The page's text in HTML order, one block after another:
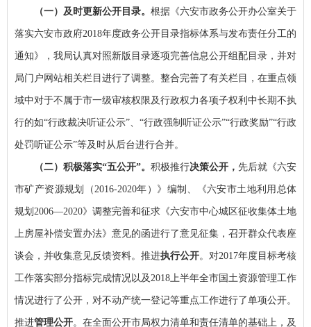
（一）及时更新公开目录。 根据《六安市政务公开办公室关于
落实六安市政府2018年度政务公开目录指标体系与发布责任分工的
通知》，我局认真对照新版目录逐项完善信息公开组配目录，并对
局门户网站相关栏目进行了调整。整合完善了有关栏目，在重点领
域中对于不属于市一级审核权限及行政权力各项子权利中长期不执
行的如“行政裁决听证公示”、“行政强制听证公示”“行政奖励”“行政
处罚听证公示”等及时从后台进行合并。
（二）积极落实“五公开”。 积极推行决策公开， 先后就《六安
市矿产资源规划（2016-2020年）》编制、《六安市土地利用总体
规划2006—2020》调整完善和征求《六安市中心城区征收集体土地
上房屋补偿安置办法》意见的函进行了意见征集，召开群众代表座
谈会，并收集意见反馈资料。推进执行公开。对2017年度目标考核
工作落实部分指标完成情况以及2018上半年全市国土资源管理工作
情况进行了公开，对不动产统一登记等重点工作进行了单项公开。
推进管理公开。在全面公开市局权力清单和责任清单的基础上，及